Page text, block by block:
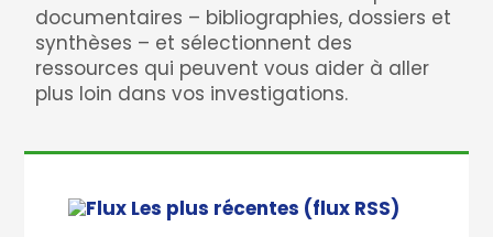
documentaires – bibliographies, dossiers et
synthèses – et sélectionnent des
ressources qui peuvent vous aider à aller
plus loin dans vos investigations.
Les plus récentes (flux RSS)